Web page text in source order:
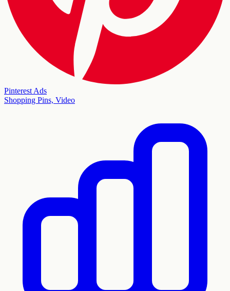
Pinterest Ads
Shopping Pins, Video